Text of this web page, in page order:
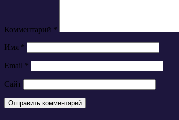
Комментарий *
Имя *
Email *
Сайт